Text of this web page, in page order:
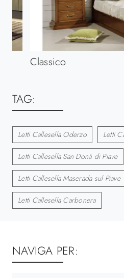
Classico
TAG:
Letti Callesella Oderzo Letti
Letti Callesella San Donà di Piave
Letti Callesella Maserada sul Piave
Letti Callesella Carbonera
NAVIGA PER: